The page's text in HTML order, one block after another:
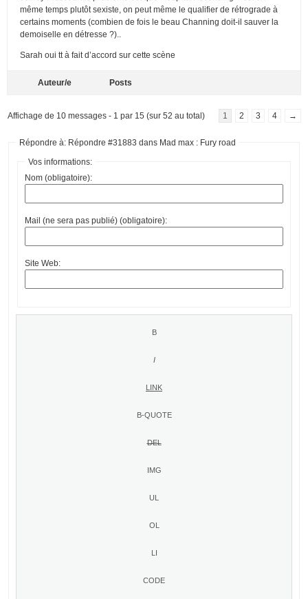
même temps plutôt sexiste, on peut même le qualifier de rétrograde à
certains moments (combien de fois le beau Channing doit-il sauver la
demoiselle en détresse ?)..
Sarah oui tt à fait d’accord sur cette scène
Auteur/e Posts
Affichage de 10 messages - 1 par 15 (sur 52 au total) 1 2 3 4 →
Répondre à: Répondre #31883 dans Mad max : Fury road
Vos informations:
Nom (obligatoire):
Mail (ne sera pas publié) (obligatoire):
Site Web: